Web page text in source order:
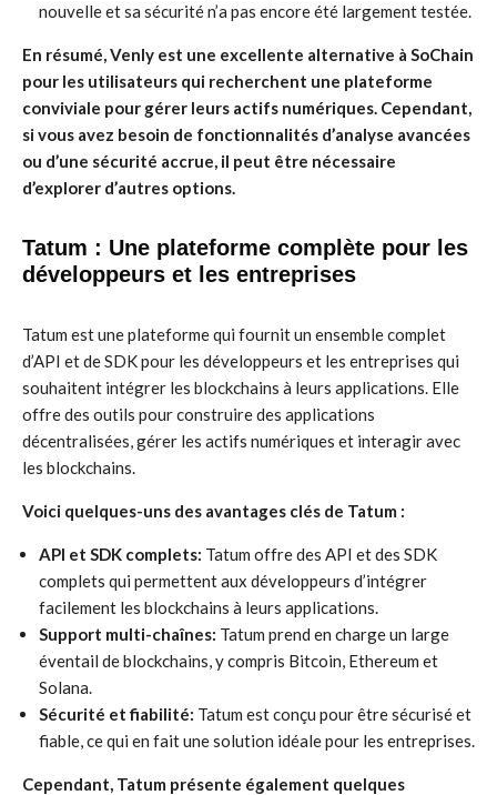
nouvelle et sa sécurité n’a pas encore été largement testée.
En résumé, Venly est une excellente alternative à SoChain
pour les utilisateurs qui recherchent une plateforme
conviviale pour gérer leurs actifs numériques. Cependant,
si vous avez besoin de fonctionnalités d’analyse avancées
ou d’une sécurité accrue, il peut être nécessaire
d’explorer d’autres options.
Tatum : Une plateforme complète pour les
développeurs et les entreprises
Tatum est une plateforme qui fournit un ensemble complet
d’API et de SDK pour les développeurs et les entreprises qui
souhaitent intégrer les blockchains à leurs applications. Elle
offre des outils pour construire des applications
décentralisées, gérer les actifs numériques et interagir avec
les blockchains.
Voici quelques-uns des avantages clés de Tatum :
API et SDK complets: Tatum offre des API et des SDK
complets qui permettent aux développeurs d’intégrer
facilement les blockchains à leurs applications.
Support multi-chaînes: Tatum prend en charge un large
éventail de blockchains, y compris Bitcoin, Ethereum et
Solana.
Sécurité et fiabilité: Tatum est conçu pour être sécurisé et
fiable, ce qui en fait une solution idéale pour les entreprises.
Cependant, Tatum présente également quelques